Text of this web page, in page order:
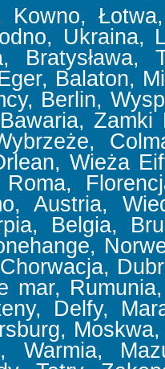
Kowno,
Ukraina,
Bratysława,
Balaton,
Berlin,
Wieża
Austria,
Belgia,
mar,
Delfy,
Warmia,